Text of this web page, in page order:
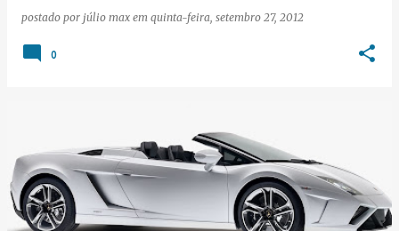
postado por júlio max em quinta-feira, setembro 27, 2012
0